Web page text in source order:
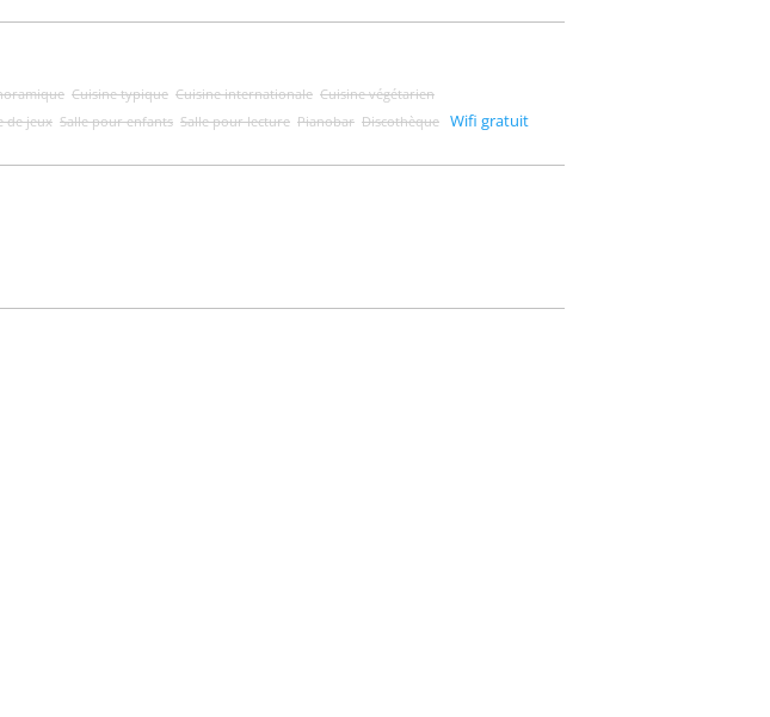
Cuisine typique Cuisine internationale Cuisine végétarien
de jeux Salle pour enfants Salle pour lecture Pianobar Discothèque Wifi gratuit